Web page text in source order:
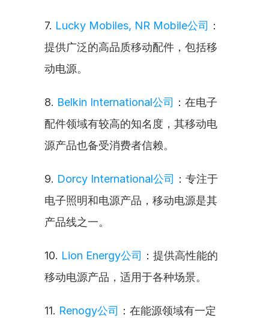
7. Lucky Mobiles, NR Mobile公司 ：
提供广泛的高品质移动配件，包括移
动电源。
8. Belkin International公司 ：在电子
配件领域有较高的知名度，其移动电
源产品也备受消费者信赖。
9. Dorcy International公司 ：专注于
电子照明和电源产品，移动电源是其
产品线之一。
10. Lion Energy公司 ：提供高性能的
移动电源产品，适用于各种场景。
11. Renogy公司 ：在能源领域有一定